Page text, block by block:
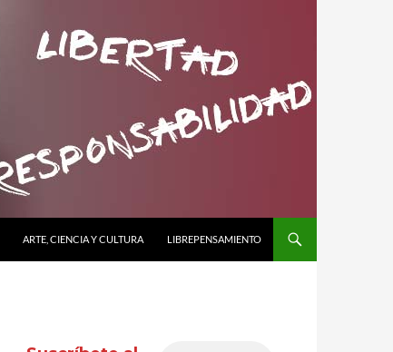
ARTE, CIENCIA Y CULTURA LIBREPENSAMIENTO